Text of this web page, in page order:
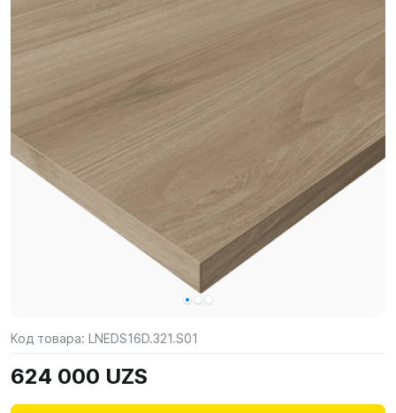
Код товара: LNEDS16D.321.S01
624 000 UZS